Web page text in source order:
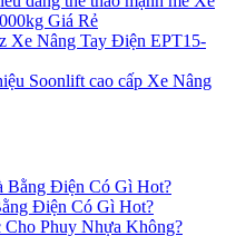
Giá Rẻ
Xe Nâng Tay Điện EPT15-
Xe Nâng
Điện Có Gì Hot?